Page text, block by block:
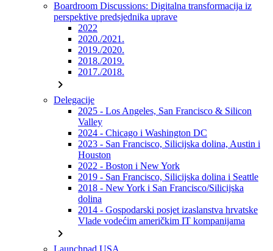
Boardroom Discussions: Digitalna transformacija iz
perspektive predsjednika uprave
2022
2020./2021.
2019./2020.
2018./2019.
2017./2018.
chevron_right
Delegacije
2025 - Los Angeles, San Francisco & Silicon
Valley
2024 - Chicago i Washington DC
2023 - San Francisco, Silicijska dolina, Austin i
Houston
2022 - Boston i New York
2019 - San Francisco, Silicijska dolina i Seattle
2018 - New York i San Francisco/Silicijska
dolina
2014 - Gospodarski posjet izaslanstva hrvatske
Vlade vodećim američkim IT kompanijama
chevron_right
Launchpad USA